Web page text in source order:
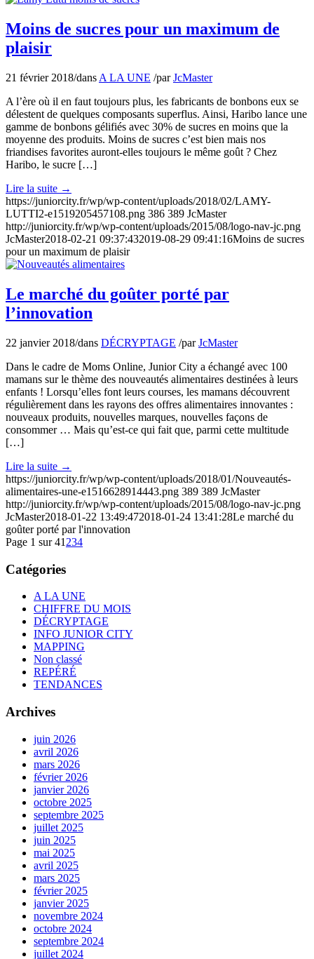
Moins de sucres pour un maximum de
plaisir
21 février 2018/dans A LA UNE /parJcMaster
A l’ère où il en faut toujours plus, les fabricants de bonbons eux se
délestent de quelques composants superflus. Ainsi, Haribo lance une
gamme de bonbons gélifiés avec 30% de sucres en moins que la
moyenne des produits. Moins de sucres c’est bien mais nos
friandises favorites auront-elles toujours le même goût ? Chez
Haribo, le sucre […]
Lire la suite →
https://juniorcity.fr/wp/wp-content/uploads/2018/02/LAMY-
LUTTI2-e1519205457108.png 386 389 JcMaster
http://juniorcity.fr/wp/wp-content/uploads/2015/08/logo-nav-jc.png
JcMaster2018-02-21 09:37:432019-08-29 09:41:16Moins de sucres
pour un maximum de plaisir
Le marché du goûter porté par
l’innovation
22 janvier 2018/dans DÉCRYPTAGE /parJcMaster
Dans le cadre de Moms Online, Junior City a échangé avec 100
mamans sur le thème des nouveautés alimentaires destinées à leurs
enfants ! Lorsqu’elles font leurs courses, les mamans découvrent
régulièrement dans les rayons des offres alimentaires innovantes :
nouveaux produits, nouvelles marques, nouvelles façons de
consommer … Mais qu’est-ce qui fait que, parmi cette multitude
[…]
Lire la suite →
https://juniorcity.fr/wp/wp-content/uploads/2018/01/Nouveautés-
alimentaires-une-e1516628914443.png 389 389 JcMaster
http://juniorcity.fr/wp/wp-content/uploads/2015/08/logo-nav-jc.png
JcMaster2018-01-22 13:49:472018-01-24 13:41:28Le marché du
goûter porté par l'innovation
Page 1 sur 41 234
Catégories
A LA UNE
CHIFFRE DU MOIS
DÉCRYPTAGE
INFO JUNIOR CITY
MAPPING
Non classé
REPÉRÉ
TENDANCES
Archives
juin 2026
avril 2026
mars 2026
février 2026
janvier 2026
octobre 2025
septembre 2025
juillet 2025
juin 2025
mai 2025
avril 2025
mars 2025
février 2025
janvier 2025
novembre 2024
octobre 2024
septembre 2024
juillet 2024